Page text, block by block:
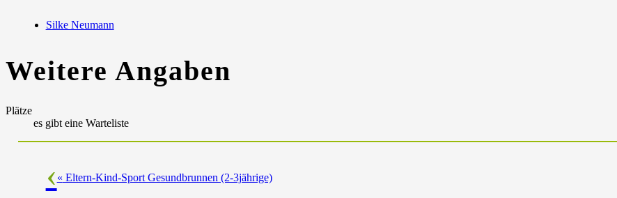
Silke Neumann
Weitere Angaben
Plätze
es gibt eine Warteliste
« Eltern-Kind-Sport Gesundbrunnen (2-3jährige)